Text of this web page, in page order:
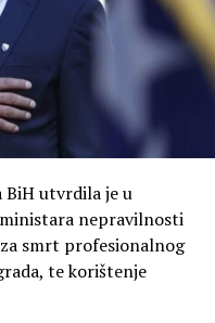
utvrdila je u
nepravilnosti
smrt profesionalnog
te korištenje